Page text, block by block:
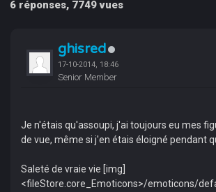
canalisée future
6 réponses, 7749 vues
ghisred
17-10-2014, 18:46
Senior Member
Je n'étais qu'assoupi, j'ai toujours eu mes
de vue, même si j'en étais éloigné pendant
Saleté de vraie vie [img]
<fileStore.core_Emoticons>/emoticons/